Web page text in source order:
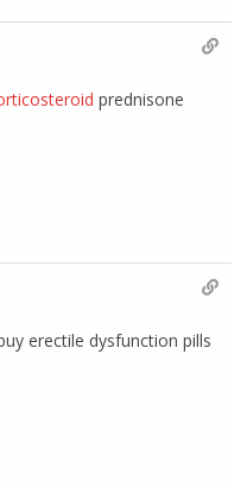
prednisone
erectile dysfunction pills